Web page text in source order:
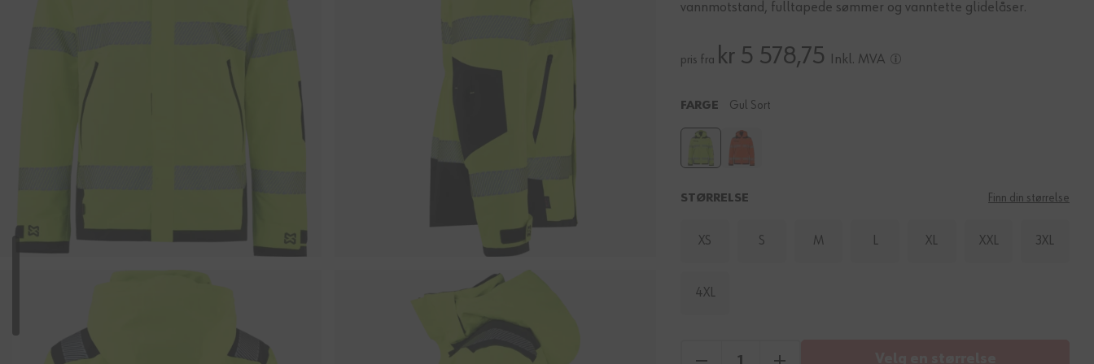
vannmotstand, fulltapede sømmer og vanntette glidelåser.
pris fra kr 5 578,75 Inkl. MVA
FARGE Gul Sort
STØRRELSE Finn din størrelse
XS S M L XL XXL 3XL
4XL